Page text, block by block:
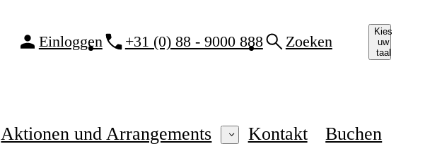
Einloggen +31 (0) 88 - 9000 888 Zoeken
Kies
uw
taal
Aktionen und Arrangements Kontakt Buchen